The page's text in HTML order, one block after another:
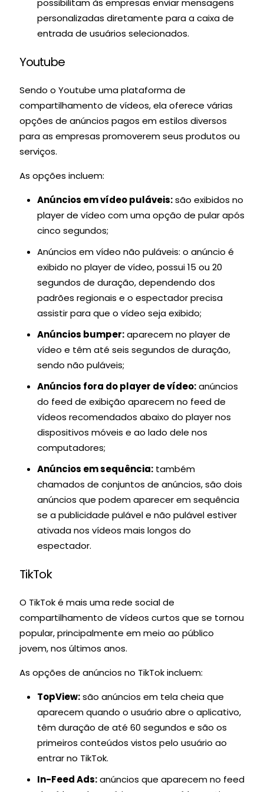
possibilitam às empresas enviar mensagens
personalizadas diretamente para a caixa de
entrada de usuários selecionados.
Youtube
Sendo o Youtube uma plataforma de
compartilhamento de vídeos, ela oferece várias
opções de anúncios pagos em estilos diversos
para as empresas promoverem seus produtos ou
serviços.
As opções incluem:
Anúncios em vídeo puláveis:são exibidos no
player de vídeo com uma opção de pular após
cinco segundos;
Anúncios em vídeo não puláveis: o anúncio é
exibido no player de vídeo, possui 15 ou 20
segundos de duração, dependendo dos
padrões regionais e o espectador precisa
assistir para que o vídeo seja exibido;
Anúncios bumper:aparecem no player de
vídeo e têm até seis segundos de duração,
sendo não puláveis;
Anúncios fora do player de vídeo:anúncios
do feed de exibição aparecem no feed de
vídeos recomendados abaixo do player nos
dispositivos móveis e ao lado dele nos
computadores;
Anúncios em sequência: também
chamados de conjuntos de anúncios, são dois
anúncios que podem aparecer em sequência
se a publicidade pulável e não pulável estiver
ativada nos vídeos mais longos do
espectador.
TikTok
O TikTok é mais uma rede social de
compartilhamento de vídeos curtos que se tornou
popular, principalmente em meio ao público
jovem, nos últimos anos.
As opções de anúncios no TikTok incluem:
TopView:são anúncios em tela cheia que
aparecem quando o usuário abre o aplicativo,
têm duração de até 60 segundos e são os
primeiros conteúdos vistos pelo usuário ao
entrar no TikTok.
In-Feed Ads:anúncios que aparecem no feed